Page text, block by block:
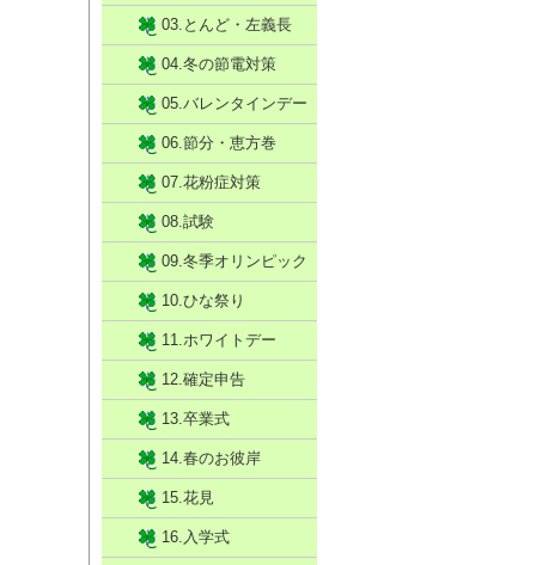
03.とんど・左義長
04.冬の節電対策
05.バレンタインデー
06.節分・恵方巻
07.花粉症対策
08.試験
09.冬季オリンピック
10.ひな祭り
11.ホワイトデー
12.確定申告
13.卒業式
14.春のお彼岸
15.花見
16.入学式